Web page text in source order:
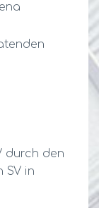
durch den
SV in